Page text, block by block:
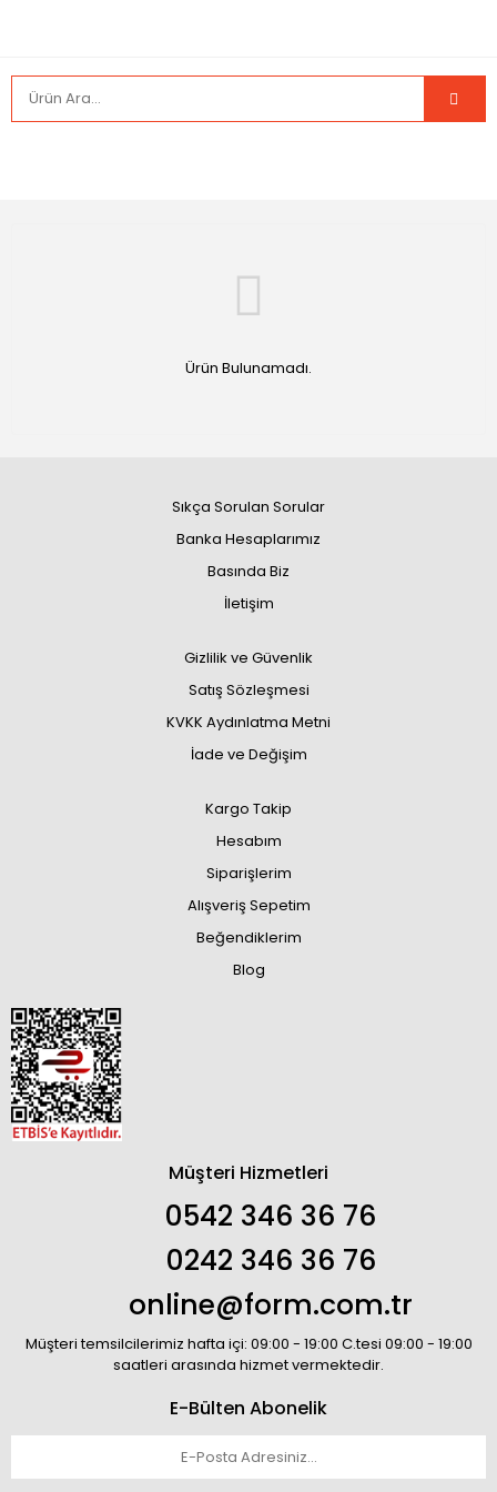
Ürün Bulunamadı.
Sıkça Sorulan Sorular
Banka Hesaplarımız
Basında Biz
İletişim
Gizlilik ve Güvenlik
Satış Sözleşmesi
KVKK Aydınlatma Metni
İade ve Değişim
Kargo Takip
Hesabım
Siparişlerim
Alışveriş Sepetim
Beğendiklerim
Blog
Müşteri Hizmetleri
0542 346 36 76
0242 346 36 76
online@form.com.tr
Müşteri temsilcilerimiz hafta içi: 09:00 - 19:00 C.tesi 09:00 - 19:00
saatleri arasında hizmet vermektedir.
E-Bülten Abonelik